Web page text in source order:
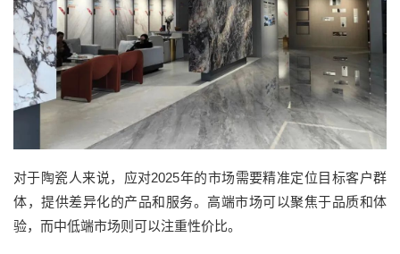
对于陶瓷人来说，应对2025年的市场需要精准定位目标客户群
体，提供差异化的产品和服务。高端市场可以聚焦于品质和体
验，而中低端市场则可以注重性价比。